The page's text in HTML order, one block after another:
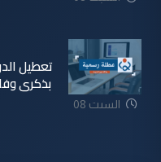
السبت 08
تعطيل
بذكرى